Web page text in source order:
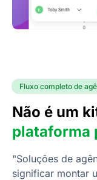
Fluxo completo de
Não é um
plataforma
"Soluções de
significar montar